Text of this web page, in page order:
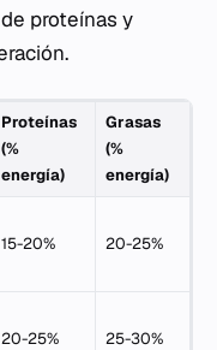
proteínas y
Proteínas
(%
energía)
Grasas
(%
energía)
15-20% 20-25%
20-25% 25-30%